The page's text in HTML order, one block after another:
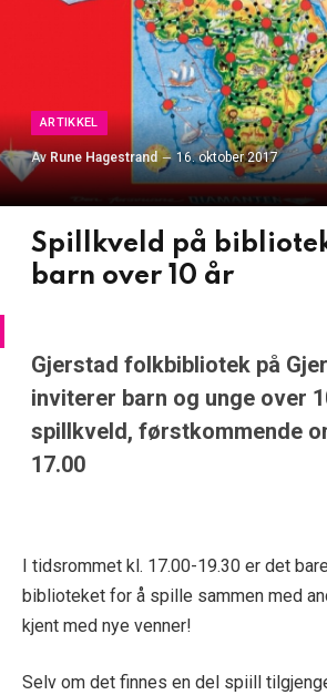
ARTIKKEL
Av Rune Hagestrand 16. oktober 2017
Spillkveld på
barn over 10 år
Gjerstad folkbibliotek på
inviterer barn og unge over
spillkveld, førstkommende
17.00
I tidsrommet kl. 17.00-19.30 er det
biblioteket for å spille sammen med
kjent med nye venner!
Selv om det finnes en del spiill